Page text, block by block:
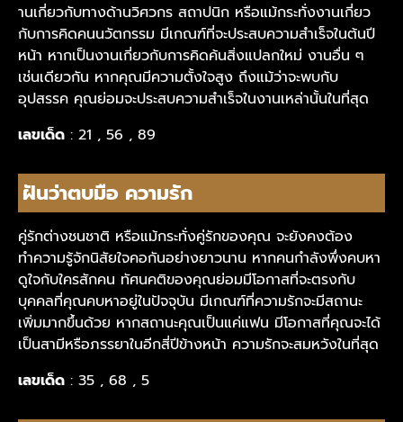
านเกี่ยวกับทางด้านวิศวกร สถาปนิก หรือแม้กระทั่งงานเกี่ยว
กับการคิดคนนวัตกรรม มีเกณฑ์ที่จะประสบความสำเร็จในต้นปี
หน้า หากเป็นงานเกี่ยวกับการคิดค้นสิ่งแปลกใหม่ งานอื่น ๆ
เช่นเดียวกัน หากคุณมีความตั้งใจสูง ถึงแม้ว่าจะพบกับ
อุปสรรค คุณย่อมจะประสบความสำเร็จในงานเหล่านั้นในที่สุด
เลขเด็ด : 21 , 56 , 89
ฝันว่าตบมือ ความรัก
คู่รักต่างชนชาติ หรือแม้กระทั่งคู่รักของคุณ จะยังคงต้อง
ทำความรู้จักนิสัยใจคอกันอย่างยาวนาน หากคนกำลังพึ่งคบหา
ดูใจกับใครสักคน ทัศนคติของคุณย่อมมีโอกาสที่จะตรงกับ
บุคคลที่คุณคบหาอยู่ในปัจจุบัน มีเกณฑ์ที่ความรักจะมีสถานะ
เพิ่มมากขึ้นด้วย หากสถานะคุณเป็นแค่แฟน มีโอกาสที่คุณจะได้
เป็นสามีหรือภรรยาในอีกสี่ปีข้างหน้า ความรักจะสมหวังในที่สุด
เลขเด็ด : 35 , 68 , 5